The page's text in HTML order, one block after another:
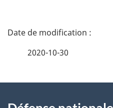
D
2020-10-30